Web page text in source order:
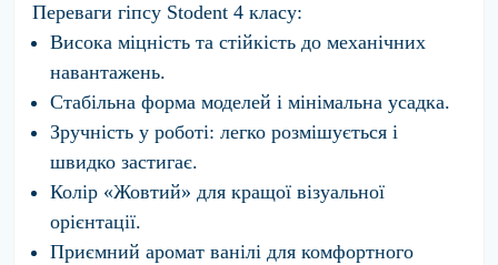
Переваги гіпсу Stodent 4 класу:
Висока міцність та стійкість до механічних
навантажень.
Стабільна форма моделей і мінімальна усадка.
Зручність у роботі: легко розмішується і
швидко застигає.
Колір «Жовтий» для кращої візуальної
орієнтації.
Приємний аромат ванілі для комфортного